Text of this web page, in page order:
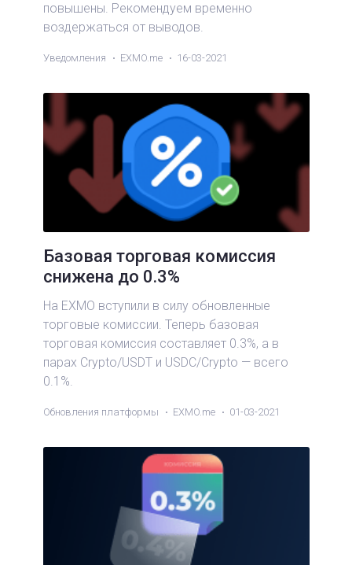
повышены. Рекомендуем временно
воздержаться от выводов.
Уведомления EXMO.me 16-03-2021
Базовая торговая комиссия
снижена до 0.3%
На EXMO вступили в силу обновленные
торговые комиссии. Теперь базовая
торговая комиссия составляет 0.3%, а в
парах Crypto/USDT и USDC/Crypto — всего
0.1%.
Обновления платформы EXMO.me 01-03-2021